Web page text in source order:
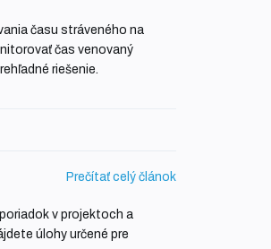
času stráveného na
čas venovaný
riešenie.
v projektoch a
úlohy určené pre
Prečítať celý článok